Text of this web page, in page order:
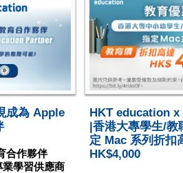
成為 Apple
合作夥伴
學習供應商
HKT education x
|香港大專學生/教
定 Mac 系列折扣
HK$4,000